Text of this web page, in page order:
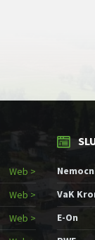
Web >
Web >
Web >
VaK
E-On